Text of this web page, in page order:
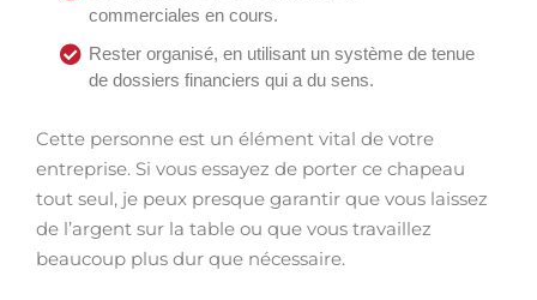
commerciales en cours.
Rester organisé, en utilisant un système de tenue
de dossiers financiers qui a du sens.
Cette personne est un élément vital de votre
entreprise. Si vous essayez de porter ce chapeau
tout seul, je peux presque garantir que vous laissez
de l’argent sur la table ou que vous travaillez
beaucoup plus dur que nécessaire.